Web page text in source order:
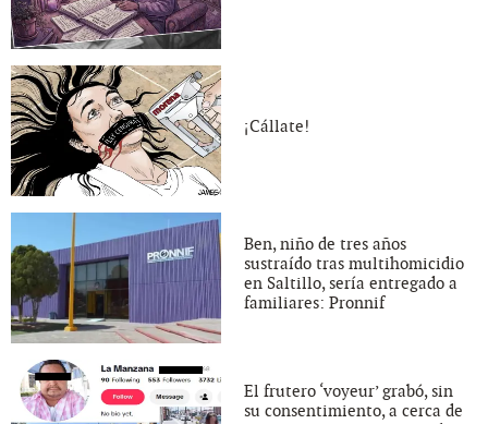
¡Cállate!
Ben, niño de tres años
sustraído tras multihomicidio
en Saltillo, sería entregado a
familiares: Pronnif
El frutero ‘voyeur’ grabó, sin
su consentimiento, a cerca de